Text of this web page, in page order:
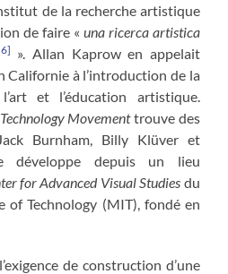
de la recherche artistique
de faire « una ricerca artistica
». Allan Kaprow en appelait
Californie à l’introduction de la
et l’éducation artistique.
Movementtrouve des
Burnham, Billy Klüver et
développe depuis un lieu
for Advanced Visual Studies du
of Technology (MIT), fondé en
de construction d’une